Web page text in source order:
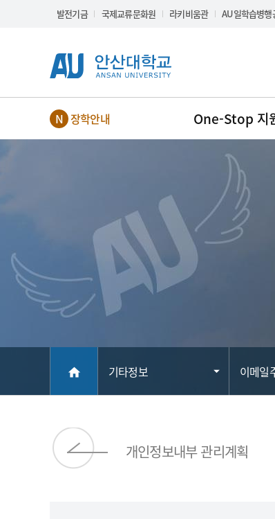
Skip Menu
발전기금 국제교류문화원 라키비움관 AU일학습병행
NEW장학안내 One-Stop 지
home 기타정보 이메일
개인정보내부 관리계획